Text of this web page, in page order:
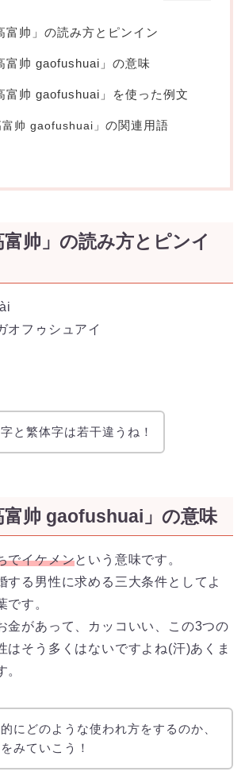
富帅」の読み方とピンイン
富帅 gaofushuai」の意味
富帅 gaofushuai」を使った例文
帅 gaofushuai」 の関連用語
富帅」の読み方とピンイ
オフゥシュアイ
と繁体字は若干違うね！
富帅 gaofushuai」の意味
でイケメンという意味です。
する男性に求める三大条件としてよ
です。
金があって、カッコいい、この3つの
はそう多くはないですよね(汗)あくま
。
にどのような使われ方をするのか、
みていこう！